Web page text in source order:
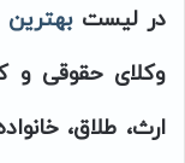
در لیستبهترین
وکلای حقوقی و
ارث، طلاق،